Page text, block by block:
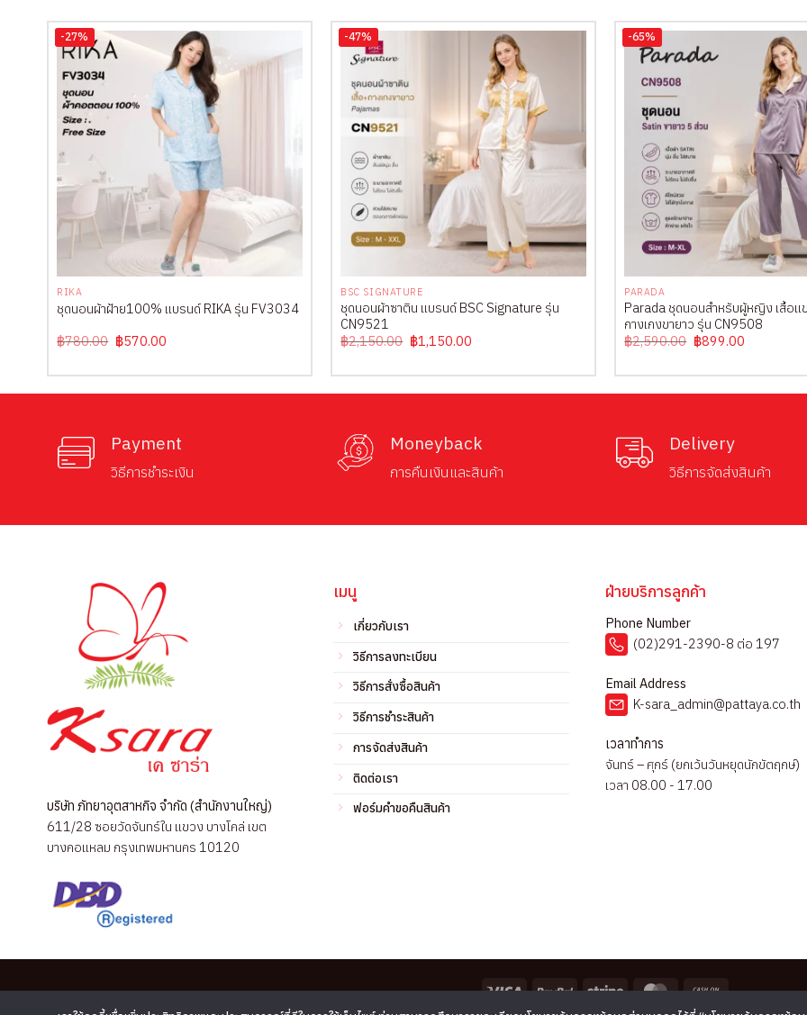
-27%
RIKA
ชุดนอนผ้าฝ้าย100% แบรนด์ RIKA รุ่น FV3034
฿780.00 Original
price
฿780.00.
฿570.00Current
฿570.00.
-47%
BSC SIGNATURE
ชุดนอนผ้าซาติน แบรนด์ BSC Signature รุ่น
CN9521
฿2,150.00 Original
price
฿2,150.00.
฿1,150.00Current
฿1,150.00.
-65%
PARADA
Parada ชุดนอนสำหรับผู้หญิง เสื้อแ
กางเกงขายาว รุ่น CN9508
฿2,590.00 Original
price
฿2,590.00.
฿899.00Current
฿899.00.
Payment
วิธีการชำระเงิน
Moneyback
การคืนเงินและสินค้า
Delivery
วิธีการจัดส่งสินค้า
บริษัท ภัทยาอุตสาหกิจ จำกัด (สำนักงานใหญ่)
611/28 ซอยวัดจันทร์ใน แขวง บางโคล่ เขต
บางคอแหลม กรุงเทพมหานคร 10120
เมนู
เกี่ยวกับเรา
วิธีการลงทะเบียน
วิธีการสั่งซื้อสินค้า
วิธีการชำระสินค้า
การจัดส่งสินค้า
ติดต่อเรา
ฟอร์มคำขอคืนสินค้า
ฝ่ายบริการลูกค้า
Phone Number
(02)291-2390-8 ต่อ 197
Email Address
K-sara_admin@pattaya.co.th
เวลาทำการ
จันทร์ – ศุกร์ (ยกเว้นวันหยุดนักขัตฤกษ์)
เวลา 08.00 - 17.00